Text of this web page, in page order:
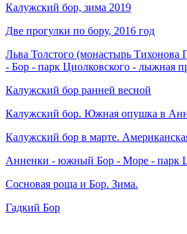
Калужский бор, зима 2019
Две прогулки по бору, 2016 год
Льва Толстого (монастырь Тихонова
- Бор - парк Циолковского - лыжная
Калужский бор ранней весной
Калужский бор. Южная опушка в
Калужский бор в марте.
Анненки - южный Бор - Море - парк
Сосновая роща и Бор. Зима.
Гадкий Бор